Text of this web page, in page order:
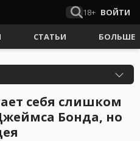
18+ ВОЙТИ
СТАТЬИ БОЛЬШЕ
себя слишком
Бонда, но